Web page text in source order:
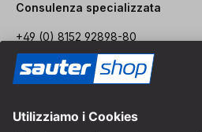
Consulenza specializzata
+49 (0) 8152 92898-80
info@sautershop.com
Linea di assistenza
+49 (0) 8152 92898-81
info@sautershop.com